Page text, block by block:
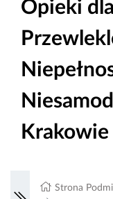
Opieki
Krakowie
Strona